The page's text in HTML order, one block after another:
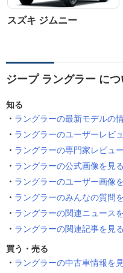
スズキ ジムニー
ジープ ラングラー に
知る
ラングラーの最新モデルの
ラングラーのユーザーレビ
ラングラーの専門家レビュ
ラングラーの公式画像を見る
ラングラーのユーザー画像
ラングラーのみんなの質問
ラングラーの関連ニュース
ラングラーの関連記事を見る
買う・売る
ラングラーの中古車情報を